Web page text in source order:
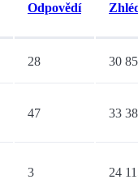
Odpovědí
28 30
47 33
3 24